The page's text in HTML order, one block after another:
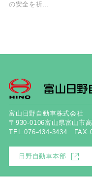
の安全を祈…
富山日野自動車株式会社
〒930-0106富山県富山市
TEL:076-434-3434
日野自動車本部